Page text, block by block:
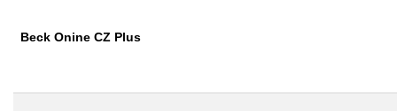
Beck Onine CZ Plus